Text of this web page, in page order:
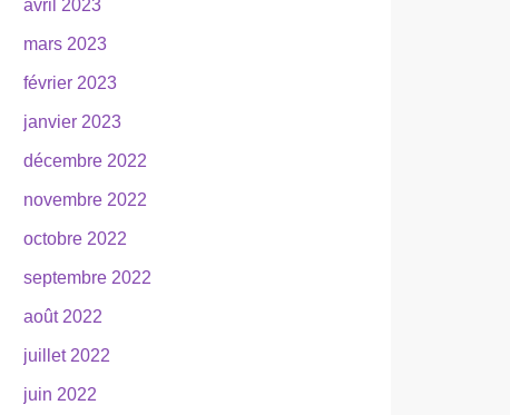
avril 2023
mars 2023
février 2023
janvier 2023
décembre 2022
novembre 2022
octobre 2022
septembre 2022
août 2022
juillet 2022
juin 2022